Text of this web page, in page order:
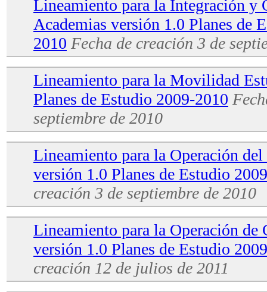
Lineamiento para la Integración y
Academias versión 1.0 Planes de
2010 Fecha de creación 3 de
Lineamiento para la Movilidad
Planes de Estudio 2009-2010
septiembre de 2010
Lineamiento para la Operación
versión 1.0 Planes de Estudio
creación 3 de septiembre de 2010
Lineamiento para la Operación de
versión 1.0 Planes de Estudio
creación 12 de julios de 2011